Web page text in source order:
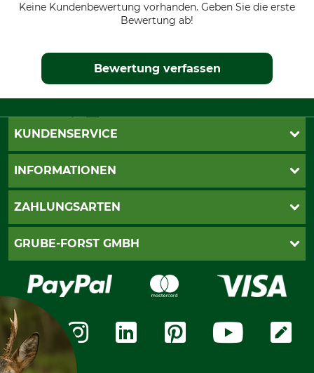
Keine Kundenbewertung vorhanden. Geben Sie die erste
Bewertung ab!
Bewertung verfassen
KUNDENSERVICE
Katalogbestellung
INFORMATIONEN
AGB
Widerrufsformular
Datenschutz
Zahlungsarten
ZAHLUNGSARTEN
PayPal
Rechnung
Vorkasse
GRUBE-FORST GMBH
Karriere
Über uns
Messetermine
Community
International